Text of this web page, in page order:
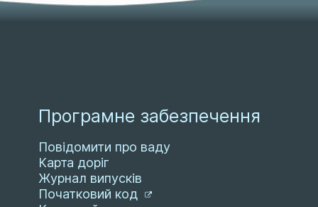
Програмне забезпечення
Повідомити про ваду
Карта доріг
Журнал випусків
Початковий код